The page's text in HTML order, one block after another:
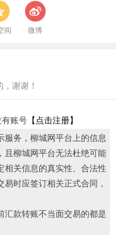
间 微博
谢谢！
有账号 【点击注册】
服务，柳城网平台上的信息
且柳城网平台无法杜绝可能
相关信息的真实性、合法性
时应签订相关正式合同，
汇款转账不当面交易的都是